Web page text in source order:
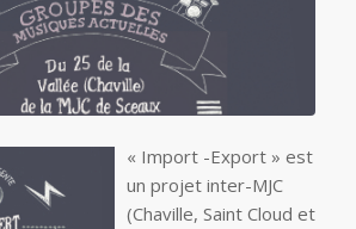
« Import -Export » est
un projet inter-MJC
(Chaville, Saint Cloud et